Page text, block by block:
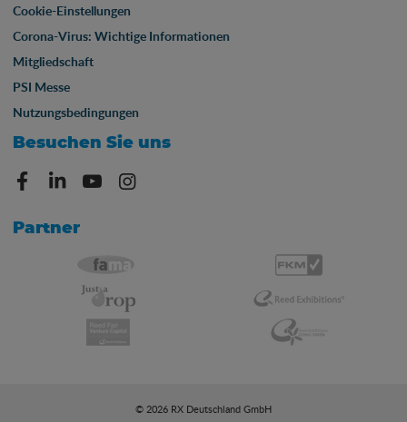
Cookie-Einstellungen
Corona-Virus: Wichtige Informationen
Mitgliedschaft
PSI Messe
Nutzungsbedingungen
Besuchen Sie uns
Partner
© 2026 RX Deutschland GmbH